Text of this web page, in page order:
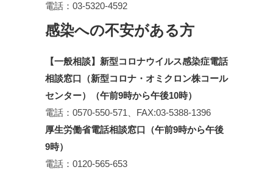
電話：03-5320-4592
感染への不安がある方
【一般相談】新型コロナウイルス感染症電話
相談窓口（新型コロナ・オミクロン株コール
センター）（午前9時から午後10時）
電話：0570-550-571、FAX:03-5388-1396
厚生労働省電話相談窓口（午前9時から午後
9時）
電話：0120-565-653